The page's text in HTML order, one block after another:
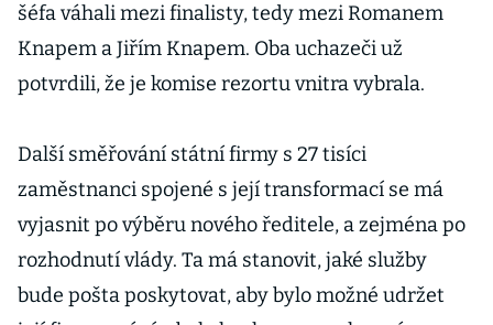
šéfa váhali mezi finalisty, tedy mezi Romanem
Knapem a Jiřím Knapem. Oba uchazeči už
potvrdili, že je komise rezortu vnitra vybrala.
Další směřování státní firmy s 27 tisíci
zaměstnanci spojené s její transformací se má
vyjasnit po výběru nového ředitele, a zejména po
rozhodnutí vlády. Ta má stanovit, jaké služby
bude pošta poskytovat, aby bylo možné udržet